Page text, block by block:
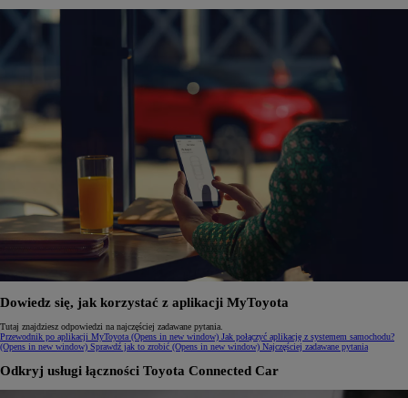
Dowiedz się, jak korzystać z aplikacji MyToyota
Tutaj znajdziesz odpowiedzi na najczęściej zadawane pytania.
Przewodnik po aplikacji MyToyota (Opens in new window) Jak połączyć aplikację z systemem samochodu?
(Opens in new window) Sprawdź jak to zrobić (Opens in new window) Najczęściej zadawane pytania
Odkryj usługi łączności Toyota Connected Car